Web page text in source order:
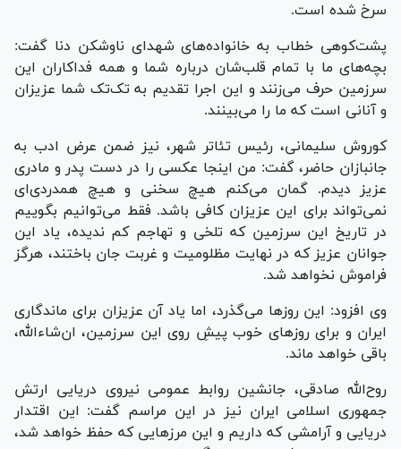
سرخ شده است.
پشت‌کوهی خطاب به خانواده‌های شهدای ناوشکن دنا گفت:
بچه‌های ما با تمام قلب‌شان درباره شما و همه فداکاران این
سرزمین حرف می‌زنند و این اجرا تقدیم به تک‌تک شما عزیزان
و آنانی است که ما را می‌بینند.
کوروش سلیمانی، رئیس تئاتر شهر، نیز ضمن عرض ادب به
جانبازان حاضر، گفت: من اینجا عکسی را در دست پدر و مادری
عزیز دیدم. گمان می‌کنم هیچ سخنی و هیچ همدردی‌ای
نمی‌تواند برای این عزیزان کافی باشد. فقط می‌توانیم بگوییم
در تاریخ این سرزمین که تلخی و تهاجم کم ندیده، یاد این
جوانان عزیز که در نهایت مظلومیت و غربت جان باختند، هرگز
فراموش نخواهد شد.
وی افزود: این روز‌ها می‌گذرد، اما یاد آن عزیزان برای ماندگاری
ایران و برای روز‌های خوب پیشِ روی این سرزمین، ان‌شاءالله،
باقی خواهد ماند.
روح‌الله صادقی، جانشین روابط عمومی نیروی دریایی ارتش
جمهوری اسلامی ایران نیز در این مراسم گفت: این اقتدار
دریایی و آرامشی که داریم و این مرز‌هایی که حفظ خواهد شد،